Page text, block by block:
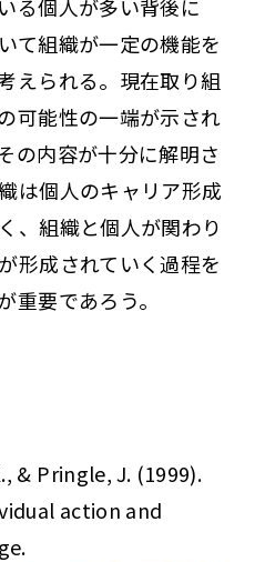
る個人が多い背後に
て組織が一定の機能を
えられる。現在取り組
可能性の一端が示され
の内容が十分に解明さ
は個人のキャリア形成
、組織と個人が関わり
形成されていく過程を
重要であろう。
& Pringle, J. (1999).
action and